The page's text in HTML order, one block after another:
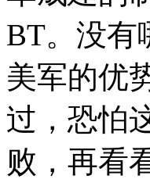
BT。没有
美军的优
过，恐怕
败，再看